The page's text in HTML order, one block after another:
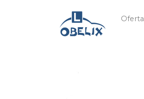
Oferta